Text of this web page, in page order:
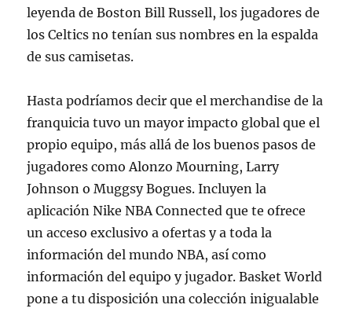
leyenda de Boston Bill Russell, los jugadores de
los Celtics no tenían sus nombres en la espalda
de sus camisetas.
Hasta podríamos decir que el merchandise de la
franquicia tuvo un mayor impacto global que el
propio equipo, más allá de los buenos pasos de
jugadores como Alonzo Mourning, Larry
Johnson o Muggsy Bogues. Incluyen la
aplicación Nike NBA Connected que te ofrece
un acceso exclusivo a ofertas y a toda la
información del mundo NBA, así como
información del equipo y jugador. Basket World
pone a tu disposición una colección inigualable